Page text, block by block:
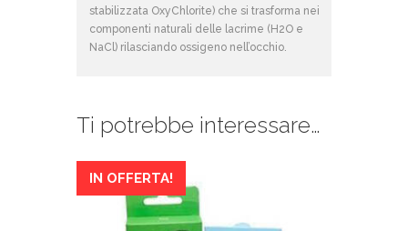
stabilizzata OxyChlorite) che si trasforma nei
componenti naturali delle lacrime (H2O e
NaCl) rilasciando ossigeno nell’occhio.
Ti potrebbe interessare…
IN OFFERTA!